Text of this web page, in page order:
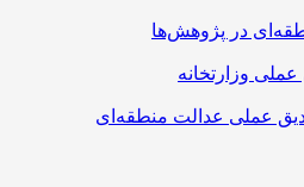
در پژوهش‌ها
عملی وزارتخانه
عملی عدالت منطقه‌ای